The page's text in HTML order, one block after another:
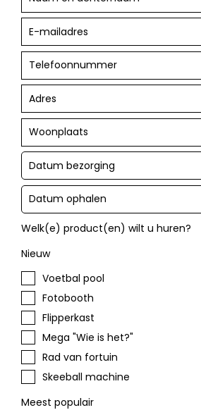
Welk(e) product(en) wilt u huren?
Nieuw
Voetbal pool
Fotobooth
Flipperkast
Mega "Wie is het?"
Rad van fortuin
Skeeball machine
Meest populair